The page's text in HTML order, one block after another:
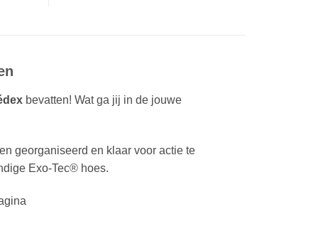
bevatten! Wat ga jij in de jouwe
georganiseerd en klaar voor actie te
Exo-Tec® hoes.